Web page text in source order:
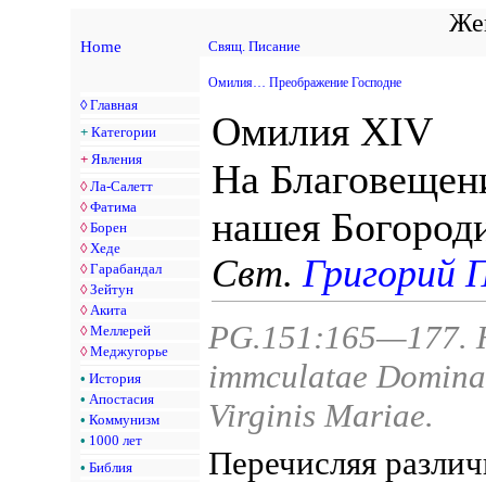
Home Свящ. Писание
◊ Главная
+ Категории
+ Явления
◊ Ла-Салетт
◊ Фатима
◊ Борен
◊ Хеде
◊ Гарабандал
◊ Зейтун
◊ Акита
◊ Меллерей
◊ Меджугорье
• История
• Апостасия
• Коммунизм
• 1000 лет
• Библия
Омилия… Преображение Господне
Омилия XIV
На
нашея
Свт. Григорий
PG.151:165—177.
immculatae
Virginis Mariae.
Перечисляя